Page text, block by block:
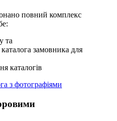
повний комплекс
та
замовника для
каталогів